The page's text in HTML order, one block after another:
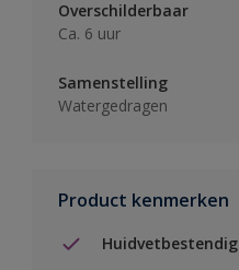
Overschilderbaar
Ca. 6 uur
Samenstelling
Watergedragen
Product kenmerken
Huidvetbestendig